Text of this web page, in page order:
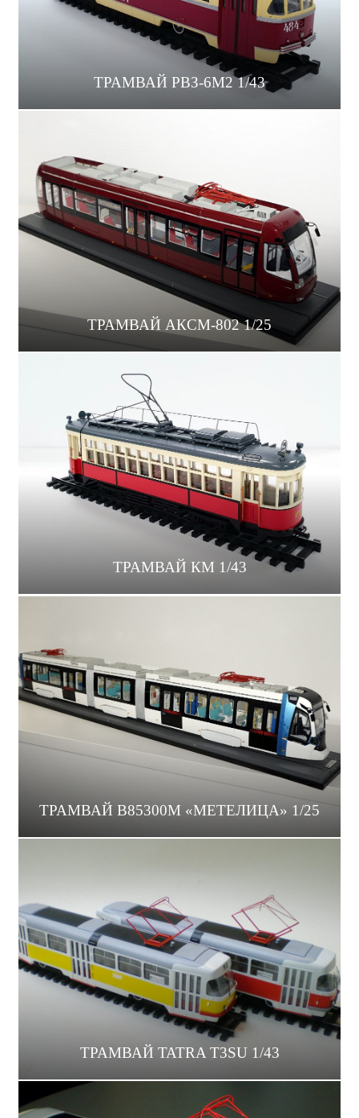
ТРАМВАЙ РВЗ-6М2 1/43
ТРАМВАЙ АКСМ-802 1/25
ТРАМВАЙ КМ 1/43
ТРАМВАЙ B85300M «МЕТЕЛИЦА» 1/25
ТРАМВАЙ TATRA T3SU 1/43